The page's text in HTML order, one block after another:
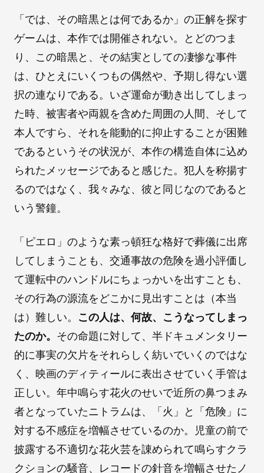
「では、その暗黒とは何であるか」の正解を探す
ゲームは、本作では開催されない。とどのつま
り、この暗黒と、その結実としての凄惨な事件
は、ひとえにいくつもの偶然や、予期し得ない選
択の連なりである。いざ運命が動き出してしまっ
た時、被害者や両親を含めた周囲の人間、そして
本人ですら、それを能動的に抑止することが困難
であるというその状況が、本作の構造自体に込め
られたメッセージであると感じた。犯人を称揚す
るのではなく、我々みな、彼と同じなのであると
いう警鐘。
「ピエロ」のような素っ頓狂な格好で葬儀に出席
してしまうことも、交通事故の危険を過小評価し
て運転中のハンドルにちょっかいを出すことも、
その行為の源流をどこかに見出すことは（本当
は）難しい。 この人は、何故、こうなってしまっ
たのか。 その命題に対して、半ドキュメンタリー
的に事実の欠片をそれらしく紡いでいくのではな
く、映画のディティールに表出させていく手管は
正しい。年中鳴らす花火のせいで近所の鼻つまみ
者となっていたニトラムは、「火」と「危険」に
対する不感症を増幅させているのか。児童の前で
披露する不適切な花火芸を諌められて鳴らすクラ
クションの騒音、レコードの針音を増幅させたノ